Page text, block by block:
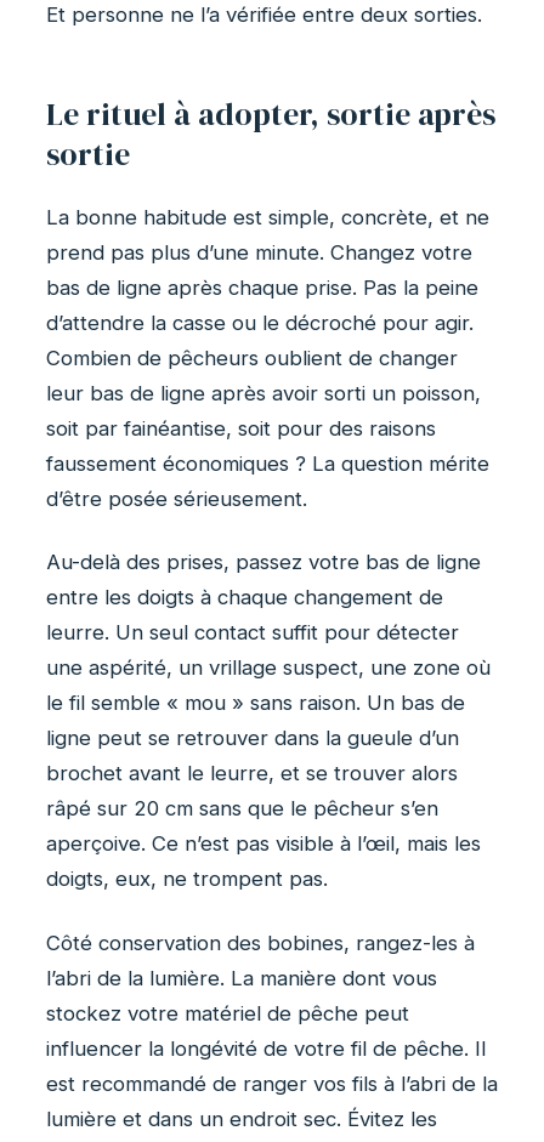
Et personne ne l’a vérifiée entre deux sorties.
Le rituel à adopter, sortie après
sortie
La bonne habitude est simple, concrète, et ne
prend pas plus d’une minute. Changez votre
bas de ligne après chaque prise. Pas la peine
d’attendre la casse ou le décroché pour agir.
Combien de pêcheurs oublient de changer
leur bas de ligne après avoir sorti un poisson,
soit par fainéantise, soit pour des raisons
faussement économiques ? La question mérite
d’être posée sérieusement.
Au-delà des prises, passez votre bas de ligne
entre les doigts à chaque changement de
leurre. Un seul contact suffit pour détecter
une aspérité, un vrillage suspect, une zone où
le fil semble « mou » sans raison. Un bas de
ligne peut se retrouver dans la gueule d’un
brochet avant le leurre, et se trouver alors
râpé sur 20 cm sans que le pêcheur s’en
aperçoive. Ce n’est pas visible à l’œil, mais les
doigts, eux, ne trompent pas.
Côté conservation des bobines, rangez-les à
l’abri de la lumière. La manière dont vous
stockez votre matériel de pêche peut
influencer la longévité de votre fil de pêche. Il
est recommandé de ranger vos fils à l’abri de la
lumière et dans un endroit sec. Évitez les